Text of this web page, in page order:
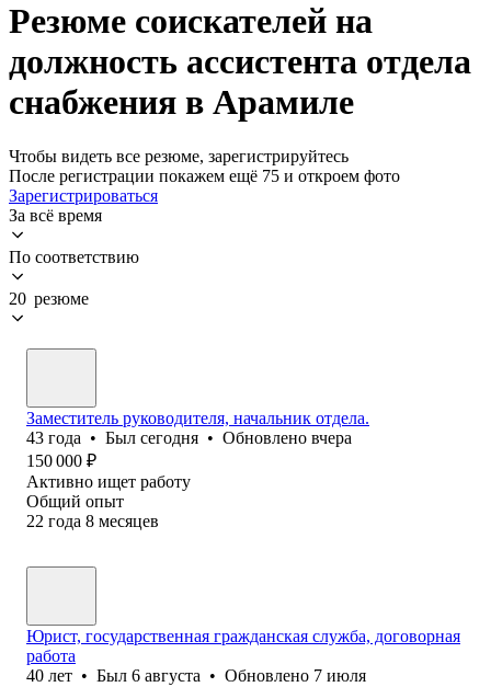
Резюме соискателей на
должность ассистента отдела
снабжения в Арамиле
Чтобы видеть все резюме, зарегистрируйтесь
После регистрации покажем ещё 75 и откроем фото
Зарегистрироваться
За всё время
По соответствию
20 резюме
Заместитель руководителя, начальник отдела.
43 года • Был сегодня • Обновлено вчера
150 000 ₽
Активно ищет работу
Общий опыт
22 года 8 месяцев
Юрист, государственная гражданская служба, договорная
работа
40 лет • Был 6 августа • Обновлено 7 июля